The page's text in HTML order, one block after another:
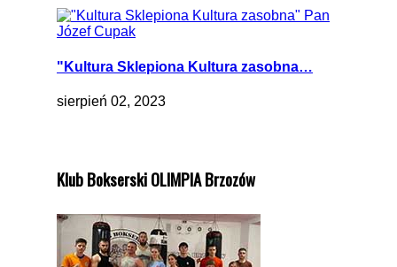
"Kultura Sklepiona Kultura zasobna…
sierpień 02, 2023
Klub Bokserski OLIMPIA Brzozów